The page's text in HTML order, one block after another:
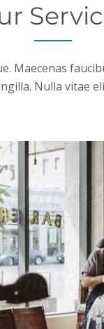
Maecenas
Nulla vitae